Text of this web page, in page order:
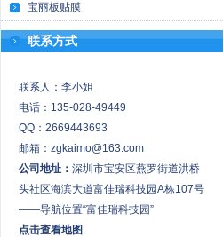
宝丽板贴膜
联系方式
联系人：李小姐
电话：135-028-49449
QQ：2669443693
邮箱：zgkaimo@163.com
公司地址： 深圳市宝安区燕罗街道洪桥
头社区海滨大道富佳瑞科技园A栋107号
——导航位置“富佳瑞科技园”
点击查看地图